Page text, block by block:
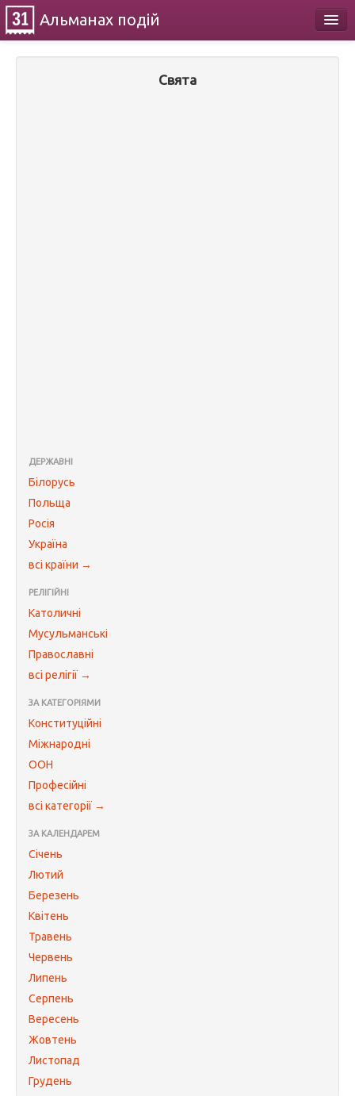
Альманах подій
Свята
ДЕРЖАВНІ
Білорусь
Польща
Росія
Україна
всі країни →
РЕЛІГІЙНІ
Католичні
Мусульманські
Православні
всі релігії →
ЗА КАТЕГОРІЯМИ
Конституційні
Міжнародні
ООН
Професійні
всі категорії →
ЗА КАЛЕНДАРЕМ
Січень
Лютий
Березень
Квітень
Травень
Червень
Липень
Серпень
Вересень
Жовтень
Листопад
Грудень